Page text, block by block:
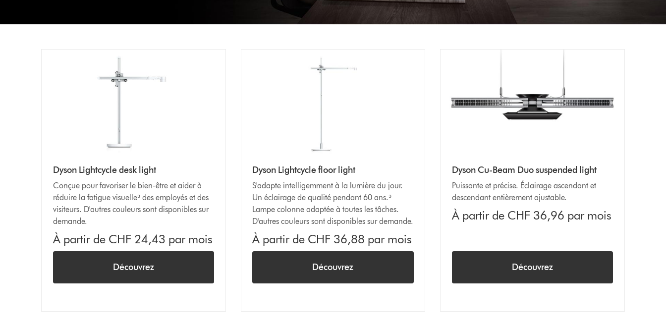
Dyson Lightcycle desk light
Conçue pour favoriser le bien-être et aider à
réduire la fatigue visuelle³ des employés et des
visiteurs. D'autres couleurs sont disponibles sur
demande.
À partir de CHF 24,43 par mois
Découvrez
Dyson Lightcycle floor light
S'adapte intelligemment à la lumière du jour.
Un éclairage de qualité pendant 60 ans.³
Lampe colonne adaptée à toutes les tâches.
D'autres couleurs sont disponibles sur demande.
À partir de CHF 36,88 par mois
Découvrez
Dyson Cu-Beam Duo suspended light
Puissante et précise. Éclairage ascendant et
descendant entièrement ajustable.
À partir de CHF 36,96 par mois
Découvrez